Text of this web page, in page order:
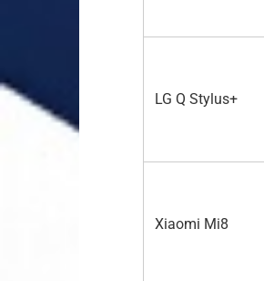
LG Q Stylus+
Xiaomi Mi8